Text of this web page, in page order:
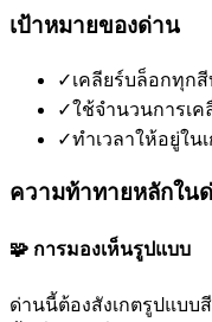
เป้าหมายของด่าน
✓เคลียร์บล็อกทุก
✓ใช้จำนวนการเ
✓ทำเวลาให้อยู่ใน
ความท้าทายหลักใน
🧩 การมองเห็นรูปแบบ
ด่านนี้ต้องสังเกตรูปแบบ